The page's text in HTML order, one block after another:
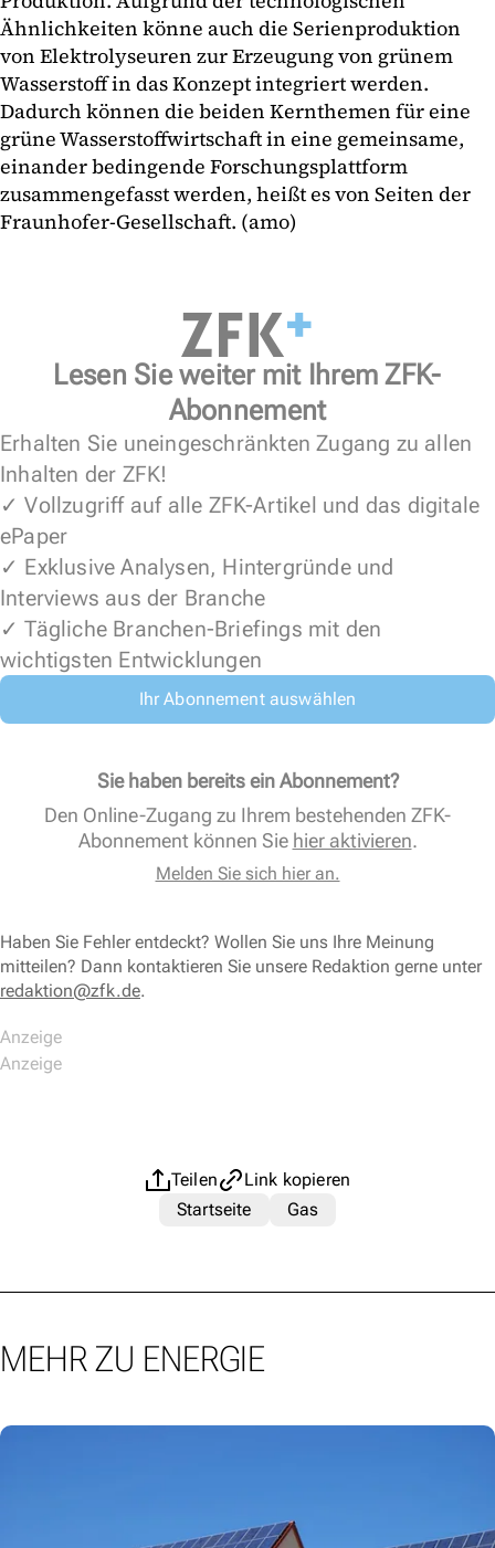
Ähnlichkeiten könne auch die Serienproduktion
von Elektrolyseuren zur Erzeugung von grünem
Wasserstoff in das Konzept integriert werden.
Dadurch können die beiden Kernthemen für eine
grüne Wasserstoffwirtschaft in eine gemeinsame,
einander bedingende Forschungsplattform
zusammengefasst werden, heißt es von Seiten der
Fraunhofer-Gesellschaft. (amo)
Lesen Sie weiter mit Ihrem ZFK-
Abonnement
Erhalten Sie uneingeschränkten Zugang zu allen
Inhalten der ZFK!
✓ Vollzugriff auf alle ZFK-Artikel und das digitale
ePaper
✓ Exklusive Analysen, Hintergründe und
Interviews aus der Branche
✓ Tägliche Branchen-Briefings mit den
wichtigsten Entwicklungen
Ihr Abonnement auswählen
Sie haben bereits ein Abonnement?
Den Online-Zugang zu Ihrem bestehenden ZFK-
Abonnement können Sie hier aktivieren.
Melden Sie sich hier an.
Haben Sie Fehler entdeckt? Wollen Sie uns Ihre Meinung
mitteilen? Dann kontaktieren Sie unsere Redaktion gerne unter
redaktion@zfk.de.
Teilen
Link kopieren
Startseite
Gas
MEHR ZU ENERGIE